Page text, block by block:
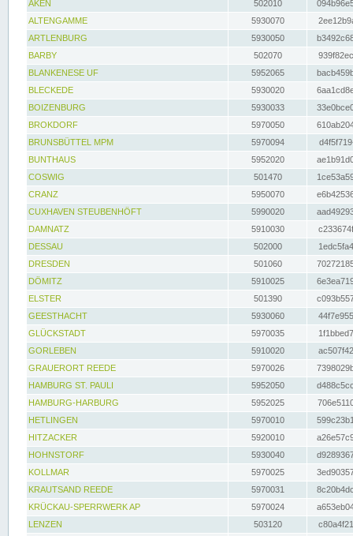
AKEN
502010
ALTENGAMME
5930070
ARTLENBURG
5930050
BARBY
502070
BLANKENESE UF
5952065
BLECKEDE
5930020
BOIZENBURG
5930033
BROKDORF
5970050
BRUNSBÜTTEL MPM
5970094
BUNTHAUS
5952020
COSWIG
501470
CRANZ
5950070
CUXHAVEN STEUBENHÖFT
5990020
DAMNATZ
5910030
DESSAU
502000
DRESDEN
501060
DÖMITZ
5910025
ELSTER
501390
GEESTHACHT
5930060
GLÜCKSTADT
5970035
GORLEBEN
5910020
GRAUERORT REEDE
5970026
HAMBURG ST. PAULI
5952050
HAMBURG-HARBURG
5952025
HETLINGEN
5970010
HITZACKER
5920010
HOHNSTORF
5930040
KOLLMAR
5970025
KRAUTSAND REEDE
5970031
KRÜCKAU-SPERRWERK AP
5970024
LENZEN
503120